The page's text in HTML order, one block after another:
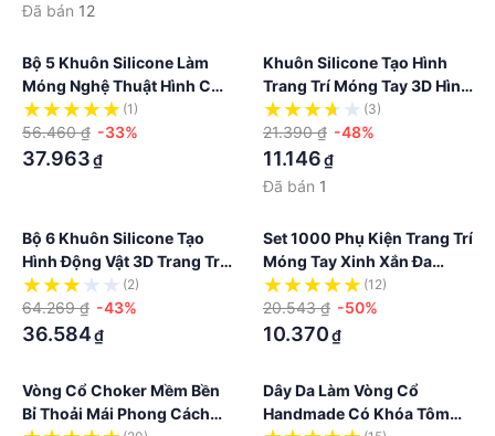
Đã bán 12
Bộ 5 Khuôn Silicone Làm
Móng Nghệ Thuật Hình Chữ
Cái Và Số
(1)
56.460 ₫ -33%
37.963₫
Khuôn Silicone Tạo Hình
Trang Trí Móng Tay 3D Hình
Thiên Thần Ba-Rốc
(3)
21.390 ₫ -48%
11.146₫
Đã bán 1
Bộ 6 Khuôn Silicone Tạo
Hình Động Vật 3D Trang Trí
Móng Tay
(2)
64.269 ₫ -43%
36.584₫
Set 1000 Phụ Kiện Trang Trí
Móng Tay Xinh Xắn Đa
Năng Tiện Dụng
(12)
20.543 ₫ -50%
10.370₫
Vòng Cổ Choker Mềm Bền
Bỉ Thoải Mái Phong Cách
Dây Da Làm Vòng Cổ
Handmade Có Khóa Tôm